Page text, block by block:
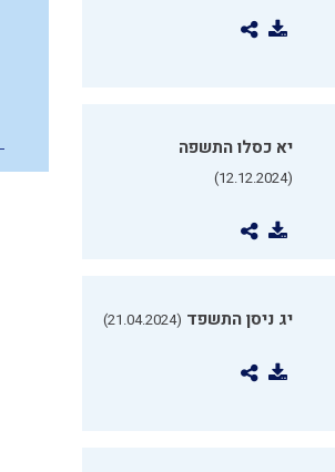
יא כסלו התשפה
(12.12.2024)
יג ניסן התשפד (21.04.2024)